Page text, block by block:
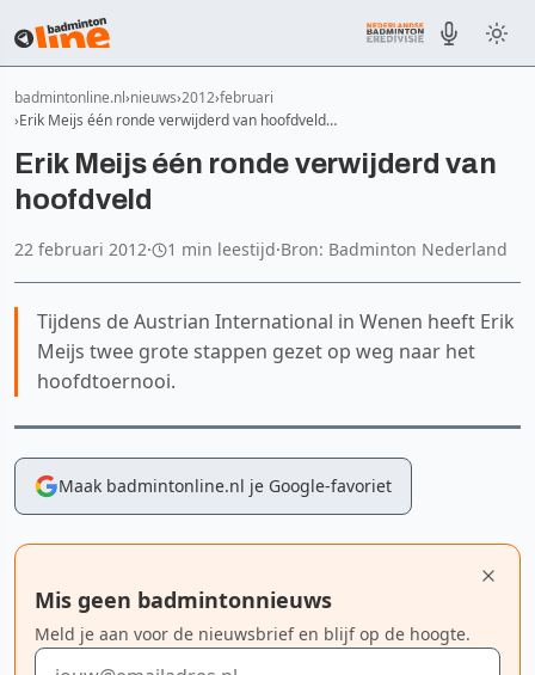
badmintonline.nl nieuws 2012 februari
Erik Meijs één ronde verwijderd van hoofdveld…
Erik Meijs één ronde verwijderd van
hoofdveld
22 februari 2012· 1 min leestijd·Bron: Badminton Nederland
Tijdens de Austrian International in Wenen heeft Erik
Meijs twee grote stappen gezet op weg naar het
hoofdtoernooi.
Maak badmintonline.nl je Google-favoriet
Mis geen badmintonnieuws
Meld je aan voor de nieuwsbrief en blijf op de hoogte.
E-mailadres